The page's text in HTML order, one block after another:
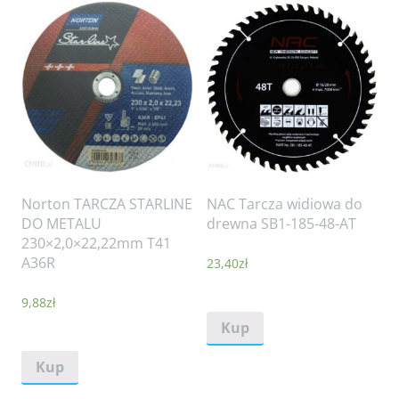
Norton TARCZA STARLINE
DO METALU
230×2,0×22,22mm T41
A36R
9,88zł
Kup
NAC Tarcza widiowa do
drewna SB1-185-48-AT
23,40zł
Kup